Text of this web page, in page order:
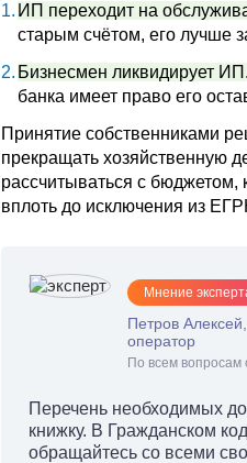
ИП переходит на
старым счётом, его лучше
Бизнесмен ликвидирует ИП.
банка имеет право его
Принятие собственниками
прекращать хозяйственную
рассчитываться с бюджетом,
вплоть до исключения из
Мнение
Петров
оператор
По всем вопросам
Перечень необходимых
книжку. В Гражданском
обращайтесь со всеми